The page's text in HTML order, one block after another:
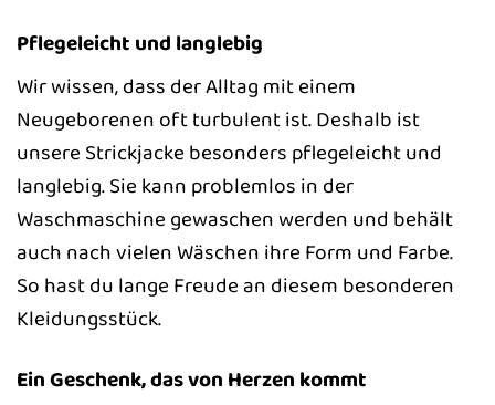
Pflegeleicht und langlebig
Wir wissen, dass der Alltag mit einem
Neugeborenen oft turbulent ist. Deshalb ist
unsere Strickjacke besonders pflegeleicht und
langlebig. Sie kann problemlos in der
Waschmaschine gewaschen werden und behält
auch nach vielen Wäschen ihre Form und Farbe.
So hast du lange Freude an diesem besonderen
Kleidungsstück.
Ein Geschenk, das von Herzen kommt